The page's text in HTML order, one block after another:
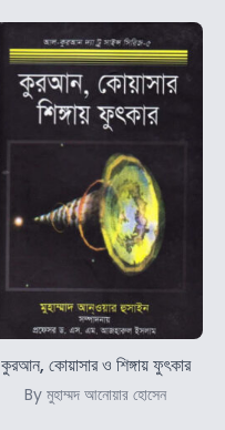
কুরআন, কোয়াসার ও শিঙ্গায় ফুৎকার
By মুহাম্মদ আনোয়ার হোসেন